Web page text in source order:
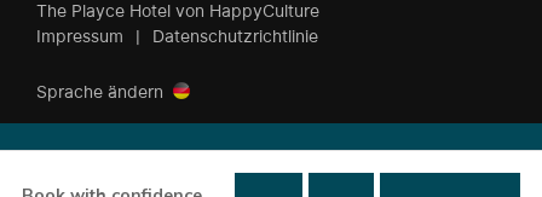
The Playce Hotel von HappyCulture
Impressum
| Datenschutzrichtlinie
Sprache ändern